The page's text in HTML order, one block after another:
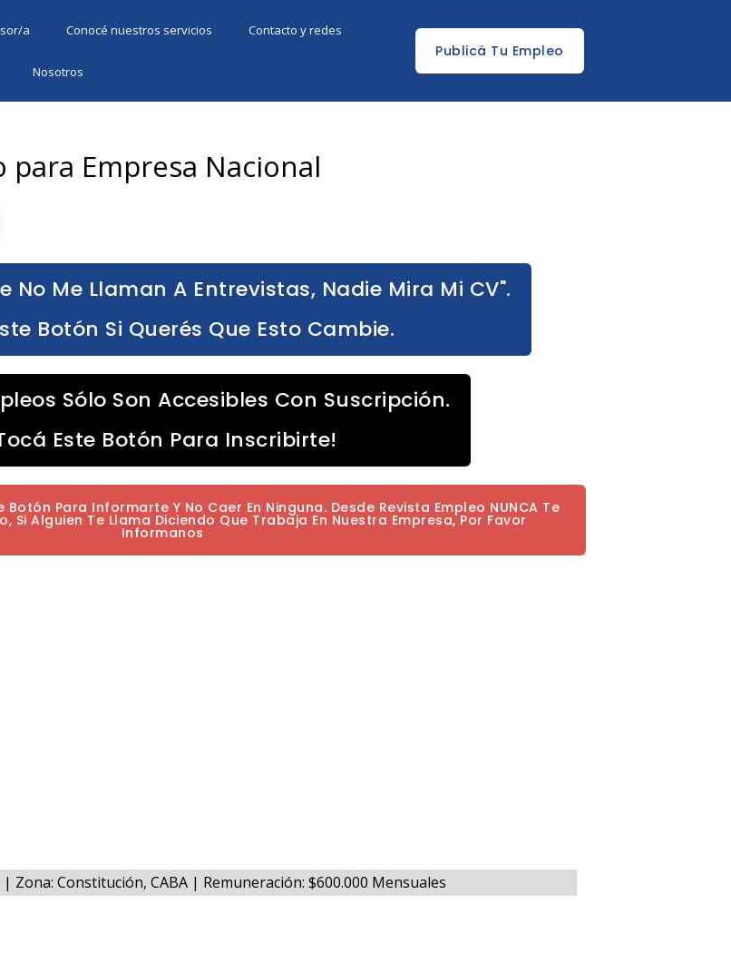
a Conocé nuestros servicios Contacto y redes
Nosotros
Publicá Tu Empleo
Empresa Nacional
No Me Llaman A Entrevistas, Nadie Mira Mi CV".
Botón Si Querés Que Esto Cambie.
Sólo Son Accesibles Con Suscripción.
Este Botón Para Inscribirte!
Para Informarte Y No Caer En Ninguna. Desde Revista Empleo NUNCA Te
Si Alguien Te Llama Diciendo Que Trabaja En Nuestra Empresa, Por Favor
Informanos
| Zona: Constitución, CABA | Remuneración: $600.000 Mensuales